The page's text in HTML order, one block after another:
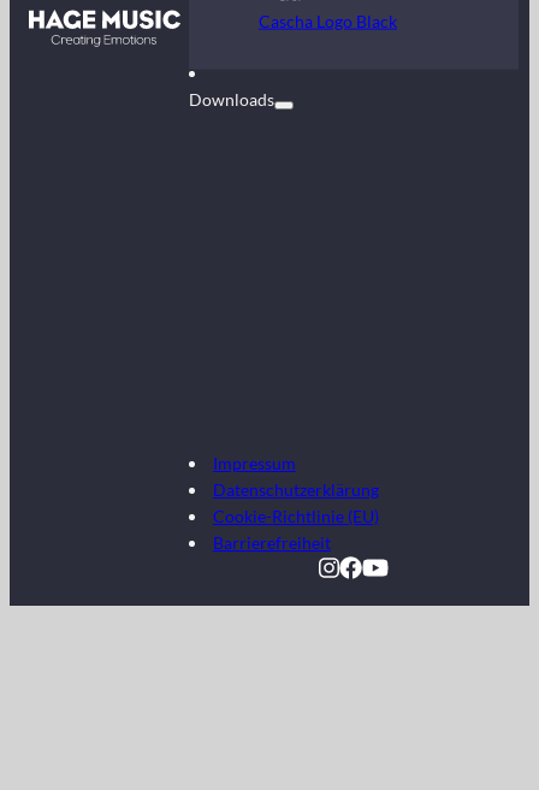
Kontakt
Downloads
Cascha Logo Black
Impressum
Datenschutzerklärung
Cookie-Richtlinie (EU)
Barrierefreiheit